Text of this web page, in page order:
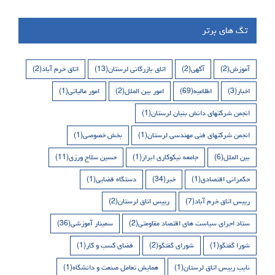
تگ های برتر
آموزش(2) آگهی(2) اتاق بازرگانی لرستان(13) اتاق خرم آباد(2)
اخبار(3) اطلاعیه(69) امور بین الملل(2) امور مالیاتی(1)
انجمن شرکتهای دانش بنیان لرستان(1)
انجمن شرکتهای فنی مهندسی لرستان(1) بخش خصوصی(1)
بین الملل(6) جامعه نیکوکاری ابرار(1) حسین سلاح ورزی(11)
حکمرانی اقتصادی(1) خبر(34) دستگاه قضایی(1)
رییس اتاق خرم آباد(7) رییس اتاق لرستان(2)
ستاد اجرای سیاست های اقتصاد مقاومتی(2) سمینار آموزشی(36)
شورا گفتگو(1) شورای گفتگو(2) فضای کسب و کار(1)
نایب رییس اتاق لرستان(1) همایش تعامل صنعت و دانشگاه(1)